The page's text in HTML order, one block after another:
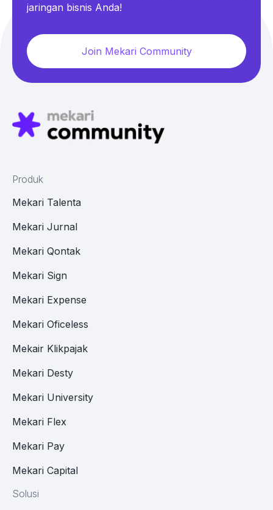
jaringan bisnis Anda!
Join Mekari Community
Produk
Mekari Talenta
Mekari Jurnal
Mekari Qontak
Mekari Sign
Mekari Expense
Mekari Oficeless
Mekair Klikpajak
Mekari Desty
Mekari University
Mekari Flex
Mekari Pay
Mekari Capital
Solusi